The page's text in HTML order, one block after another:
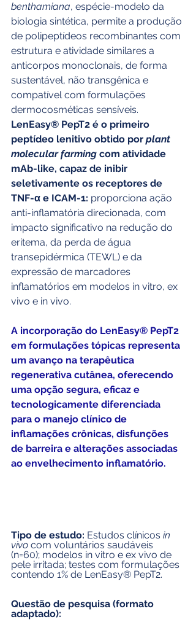
benthamiana, espécie-modelo da
biologia sintética, permite a produção
de polipeptídeos recombinantes com
estrutura e atividade similares a
anticorpos monoclonais, de forma
sustentável, não transgênica e
compatível com formulações
dermocosméticas sensíveis.
LenEasy® PepT2 é o primeiro
peptídeo lenitivo obtido por plant
molecular farming com atividade
mAb-like, capaz de inibir
seletivamente os receptores de
TNF-α e ICAM-1: proporciona ação
anti-inflamatória direcionada, com
impacto significativo na redução do
eritema, da perda de água
transepidérmica (TEWL) e da
expressão de marcadores
inflamatórios em modelos in vitro, ex
vivo e in vivo.
A incorporação do LenEasy® PepT2
em formulações tópicas representa
um avanço na terapêutica
regenerativa cutânea, oferecendo
uma opção segura, eficaz e
tecnologicamente diferenciada
para o manejo clínico de
inflamações crônicas, disfunções
de barreira e alterações associadas
ao envelhecimento inflamatório.
Tipo de estudo: Estudos clínicos in
vivo com voluntários saudáveis
(n=60); modelos in vitro e ex vivo de
pele irritada; testes com formulações
contendo 1% de LenEasy® PepT2.
Questão de pesquisa (formato
adaptado):